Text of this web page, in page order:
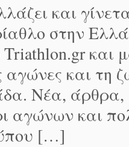
και
στην
Triathlon.gr και
αγώνες και τη
Νέα, άρθρα,
αγώνων και
[…]